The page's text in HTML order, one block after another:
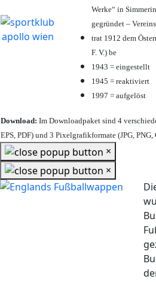
Werke“ in
gegründet –
trat 1912 dem
F. V.) be
1943 = eingestellt
1945 = reaktiviert
1997 = aufgelöst
Download: Im Downloadpaket sind 4
EPS, PDF) und 3 Pixelgrafikformate (JPG, PNG,
×
×